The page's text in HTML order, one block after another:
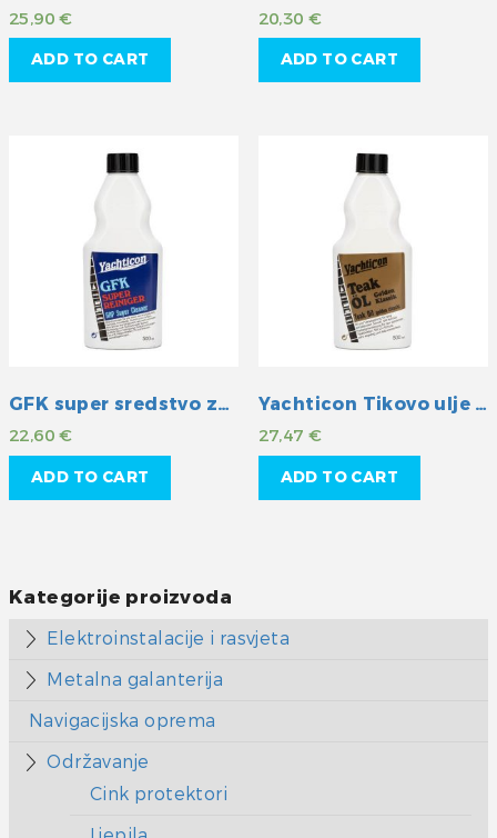
25,90€
ADD TO CART
20,30€
ADD TO CART
GFK super sredstvo za čišćenje
22,60€
ADD TO CART
Yachticon Tikovo ulje golden klassik
27,47€
ADD TO CART
Kategorije proizvoda
Elektroinstalacije i rasvjeta
Metalna galanterija
Navigacijska oprema
Održavanje
Cink protektori